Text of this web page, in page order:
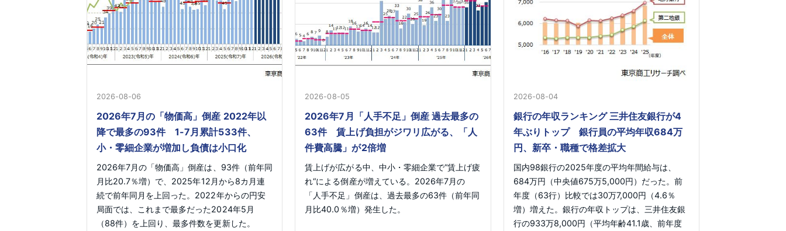
2026-08-06
2026年7月の「物価高」倒産 2022年以
降で最多の93件 1-7月累計533件、
小・零細企業が増加し負債は小口化
2026年7月の「物価高」倒産は、93件（前年同
月比20.7％増）で、2025年12月から8カ月連
続で前年同月を上回った。2022年からの円安
局面では、これまで最多だった2024年5月
（88件）を上回り、最多件数を更新した。
2026-08-05
2026年7月「人手不足」倒産 過去最多の
63件 賃上げ負担がジワリ広がる、「人
件費高騰」が2倍増
賃上げが広がる中、中小・零細企業で“賃上げ疲
れ“による倒産が増えている。2026年7月の
「人手不足」倒産は、過去最多の63件（前年同
月比40.0％増）発生した。
2026-08-04
銀行の年収ランキング 三井住友銀行が4
年ぶりトップ 銀行員の平均年収684万
円、新卒・職種で格差拡大
国内98銀行の2025年度の平均年間給与は、
684万円（中央値675万5,000円）だった。前
年度（63行）比較では30万7,000円（4.6％
増）増えた。銀行の年収トップは、三井住友銀
行の933万8,000円（平均年齢41.1歳、前年度